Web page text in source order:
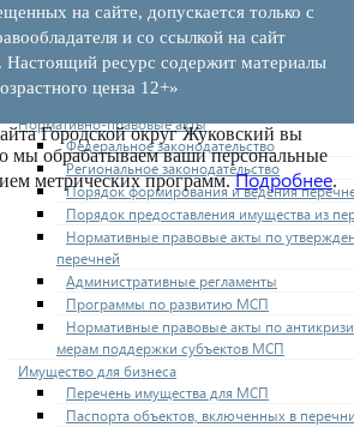
МСП
МСП
поддержка
Нормативно-правовые акты
Федеральное законодательство
Региональное законодательство
Порядок формирования и ведения
Порядок предоставления имущества из
Нормативные правовые акты по
перечней
Административные регламенты
Программы по развитию МСП
Нормативные правовые акты по
мерам поддержки субъектов МСП
Имущество для бизнеса
Перечень имущества для МСП
Паспорта объектов, включенных в
на сайте, допускается только с
и со ссылкой на сайт
. Настоящий ресурс содержит материалы
ценза 12+»
Городской округ Жуковский вы
мы обрабатываем ваши персональные
метрических программ.Подробнее.